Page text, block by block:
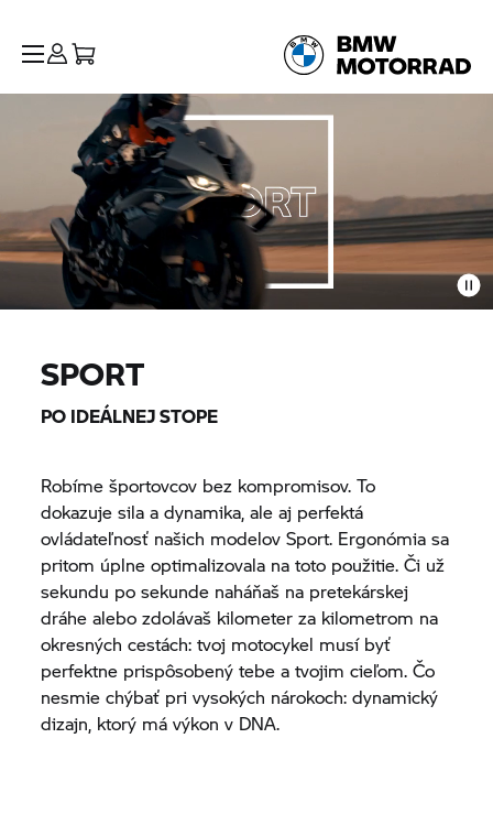
SPORT
PO IDEÁLNEJ STOPE
Robíme športovcov bez kompromisov. To
dokazuje sila a dynamika, ale aj perfektá
ovládateľnosť našich modelov Sport. Ergonómia sa
pritom úplne optimalizovala na toto použitie. Či už
sekundu po sekunde naháňaš na pretekárskej
dráhe alebo zdolávaš kilometer za kilometrom na
okresných cestách: tvoj motocykel musí byť
perfektne prispôsobený tebe a tvojim cieľom. Čo
nesmie chýbať pri vysokých nárokoch: dynamický
dizajn, ktorý má výkon v DNA.